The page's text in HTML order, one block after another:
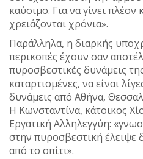
καύσιμο. Για να γίνει
χρειάζονται χρόνια».
Παράλληλα, η διαρκής
περικοπές έχουν σαν
πυροσβεστικές δυνάμεις
καταρτισμένες, να είναι
δυνάμεις από Αθήνα,
Η Κωνσταντίνα, κάτοικος
Εργατική Αλληλεγγύη:
στην πυροσβεστική
από το σπίτι».